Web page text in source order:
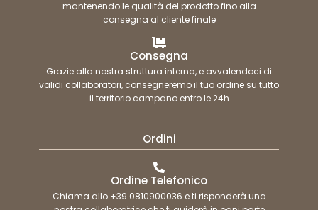
mantenendo le qualità del prodotto fino alla
consegna al cliente finale
Consegna
Grazie alla nostra struttura interna, e avvalendoci di
validi collaboratori, consegneremo il tuo ordine su tutto
il territorio campano entro le 24h
Ordini
Ordine Telefonico
Chiama allo +39 0810900036 e ti risponderà una